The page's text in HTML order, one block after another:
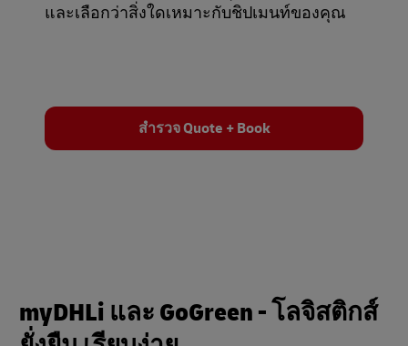
และเลือกว่าสิ่งใดเหมาะกับชิปเมนท์ของคุณ
สำรวจ Quote + Book
myDHLi และ GoGreen - โลจิสติกส์